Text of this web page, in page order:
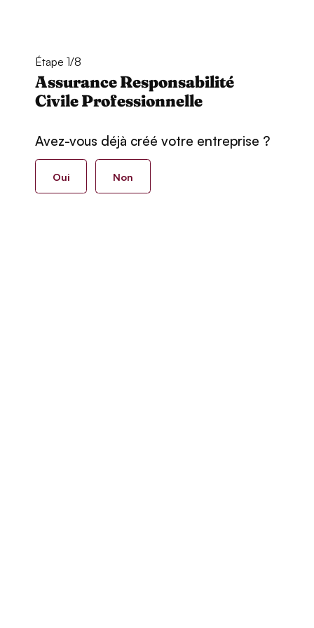
Étape 1/8
Assurance Responsabilité
Civile Professionnelle
Avez-vous déjà créé votre entreprise ?
Oui Non